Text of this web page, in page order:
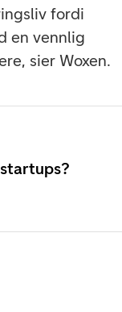
fordi
en vennlig
sier Woxen.